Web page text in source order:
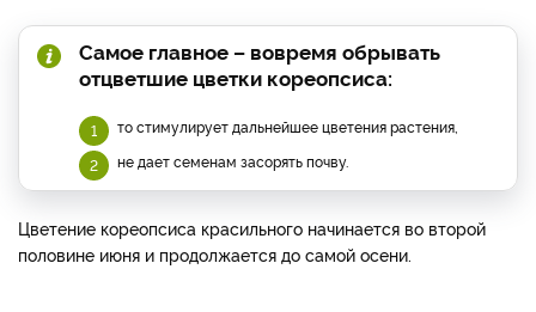
Самое главное – вовремя обрывать
отцветшие цветки кореопсиса:
то стимулирует дальнейшее цветения растения,
не дает семенам засорять почву.
Цветение кореопсиса красильного начинается во второй
половине июня и продолжается до самой осени.